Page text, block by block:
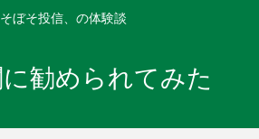
ぼそ投信、の体験談
勧められてみた